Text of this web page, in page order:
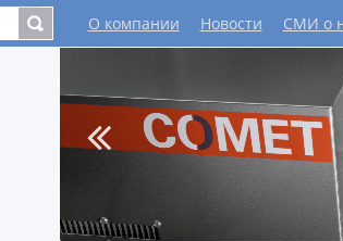
О компании Новости СМИ о